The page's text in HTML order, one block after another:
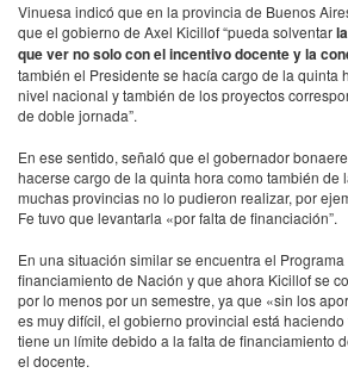
Vinuesa indicó que en la provincia de Buenos
que el gobierno de Axel Kicillof “pueda solventar
que ver no solo con el incentivo docente y la
también el Presidente se hacía cargo de la quinta
nivel nacional y también de los proyectos
de doble jornada”.
En ese sentido, señaló que el gobernador
hacerse cargo de la quinta hora como también de
muchas provincias no lo pudieron realizar, por
Fe tuvo que levantarla «por falta de financiación”.
En una situación similar se encuentra el
financiamiento de Nación y que ahora Kicillof se
por lo menos por un semestre, ya que «sin los
es muy difícil, el gobierno provincial está
tiene un límite debido a la falta de financiamiento
el docente.